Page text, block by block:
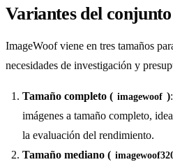
Variantes del
ImageWoof viene en tres tamaños
necesidades de investigación y
Tamaño completo ( imagewoof )
imágenes a tamaño completo,
la evaluación del rendimiento.
Tamaño mediano (